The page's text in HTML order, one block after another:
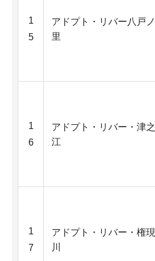
1
5
アドプト・リバー八戸ノ
里
1
6
アドプト・リバー・津之
江
1
7
アドプト・リバー・権現
川